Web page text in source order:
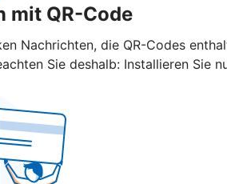
mit QR-Code
Nachrichten, die QR-Codes
Sie deshalb: Installieren Sie